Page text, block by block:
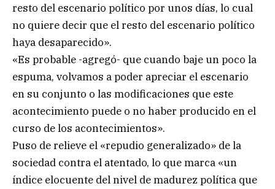
resto del escenario político por unos días, lo cual
no quiere decir que el resto del escenario político
haya desaparecido».
«Es probable -agregó- que cuando baje un poco la
espuma, volvamos a poder apreciar el escenario
en su conjunto o las modificaciones que este
acontecimiento puede o no haber producido en el
curso de los acontecimientos».
Puso de relieve el «repudio generalizado» de la
sociedad contra el atentado, lo que marca «un
índice elocuente del nivel de madurez política que